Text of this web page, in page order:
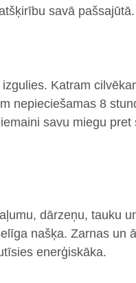
savā pašsajūtā.
Katram
nepieciešamas 8
savu miegu
dārzeņu, tauku
našķa. Zarnas un
enerģiskāka.